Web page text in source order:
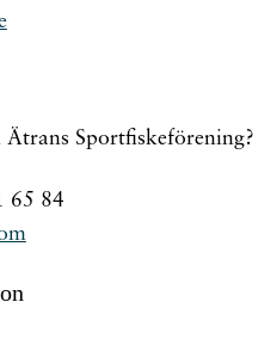
Sportfiskeförening?
65 84